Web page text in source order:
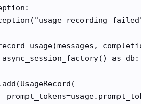
recording
as db: